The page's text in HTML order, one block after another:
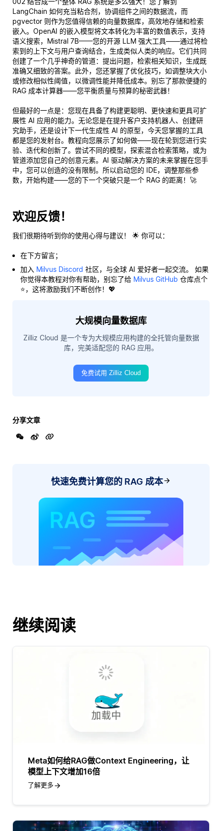
LangChain 如何充当粘合剂，协调组件之间的数据流，而
pgvector 则作为您值得信赖的向量数据库，高效地存储和检索
嵌入。OpenAI 的嵌入模型将文本转化为丰富的数值表示，支持
语义搜索，Mistral 7B——您的开源 LLM 强大工具——通过将检
索到的上下文与用户查询结合，生成类似人类的响应。它们共同
创建了一个几乎神奇的管道：提出问题，检索相关知识，生成既
准确又细致的答案。此外，您还掌握了优化技巧，如调整块大小
或修改相似性阈值，以微调性能并降低成本。别忘了那款便捷的
RAG 成本计算器——您平衡质量与预算的秘密武器！
但最好的一点是：您现在具备了构建更聪明、更快速和更具可扩
展性 AI 应用的能力。无论您是在提升客户支持机器人、创建研
究助手，还是设计下一代生成性 AI 的原型，今天您掌握的工具
都是您的发射台。教程向您展示了如何做——现在轮到您进行实
验、迭代和创新了。尝试不同的模型，探索混合检索策略，或为
管道添加您自己的创意元素。AI 驱动解决方案的未来掌握在您手
中，您可以创造的没有限制。所以启动您的 IDE，调整那些参
数，开始构建——您的下一个突破只是一个 RAG 的距离！🚀
欢迎反馈！
我们很期待听到你的使用心得与建议！ 🌟 你可以：
在下方留言；
加入 Milvus Discord 社区，与全球 AI 爱好者一起交流。 如果
你觉得本教程对你有帮助，别忘了给 Milvus GitHub 仓库点个
⭐，这将激励我们不断创作！💖
大规模向量数据库
Zilliz Cloud 是一个专为大规模应用构建的全托管向量数据
库，完美适配您的 RAG 应用。
免费试用 Zilliz Cloud
分享文章
快速免费计算您的 RAG 成本
继续阅读
Meta如何给RAG做Context Engineering，让
模型上下文增加16倍
了解更多